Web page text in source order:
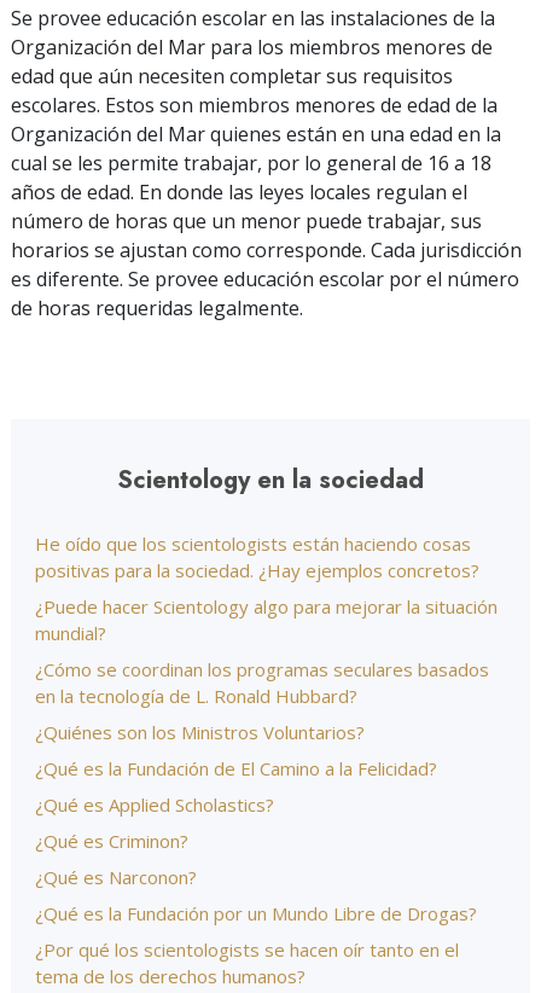
Se provee educación escolar en las instalaciones de la
Organización del Mar para los miembros menores de
edad que aún necesiten completar sus requisitos
escolares. Estos son miembros menores de edad de la
Organización del Mar quienes están en una edad en la
cual se les permite trabajar, por lo general de 16 a 18
años de edad. En donde las leyes locales regulan el
número de horas que un menor puede trabajar, sus
horarios se ajustan como corresponde. Cada jurisdicción
es diferente. Se provee educación escolar por el número
de horas requeridas legalmente.
Scientology en la sociedad
He oído que los scientologists están haciendo cosas
positivas para la sociedad. ¿Hay ejemplos concretos?
¿Puede hacer Scientology algo para mejorar la situación
mundial?
¿Cómo se coordinan los programas seculares basados
en la tecnología de L. Ronald Hubbard?
¿Quiénes son los Ministros Voluntarios?
¿Qué es la Fundación de El Camino a la Felicidad?
¿Qué es Applied Scholastics?
¿Qué es Criminon?
¿Qué es Narconon?
¿Qué es la Fundación por un Mundo Libre de Drogas?
¿Por qué los scientologists se hacen oír tanto en el
tema de los derechos humanos?